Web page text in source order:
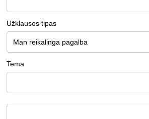
Užklausos tipas
Man reikalinga pagalba
Tema